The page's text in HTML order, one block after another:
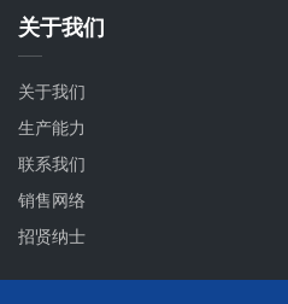
关于我们
关于我们
生产能力
联系我们
销售网络
招贤纳士